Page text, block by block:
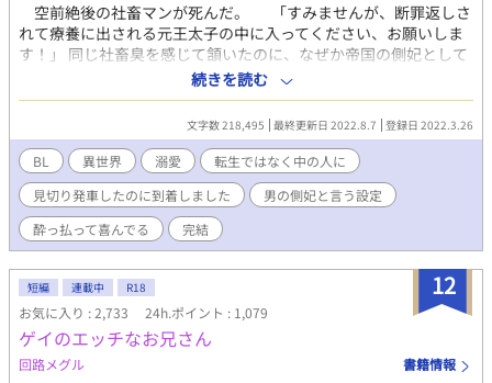
空前絶後の社畜マンが死んだ。 「すみませんが、断罪返しさ
れて療養に出される元王太子の中に入ってください、お願いしま
す！」 同じ社畜臭を感じて頷いたのに、なぜか帝国の側妃として
売り渡されてしまった！ 話が違うし約束も違う！男の側妃を溺
愛してくるだと？！ ゆるーい設定でR18BLになります。 本編完
結致しました( ´ ▽ ` )緩い番外編も完結しました。 番外編、お品
書き。 〇セイリオス＆クロードがイチャイチャする話 〇騎士
団に謎のオブジェがある話 ○可愛いけれどムカつくあの子！
○ビリビリ腕輪の活用法 ○進撃の双子 ○おじさん達が温泉へ
行く話 ○孫が可愛いだけだなんて誰が言った？（孫に嫉妬する
ラムの話） ○なんかウチの村で美人が田んぼ作ってんだが？
（田んぼを耕すディエスの話） ○ブラックラム（危なく闇落ち
致しました。長い間＆たくさんのご声援を頂き誠にありがとうご
ざいました～！
続きを読む
文字数 218,495 最終更新日 2022.8.7 登録日 2022.3.26
BL 異世界 溺愛
転生ではなく中の人に
見切り発車したのに到着しました
男の側妃と言う設定
酔っ払って喜んでる
完結
12
短編 連載中 R18
お気に入り : 2,733 24h.ポイント : 1,079
ゲイのエッチなお兄さん
回路メグル 書籍情報